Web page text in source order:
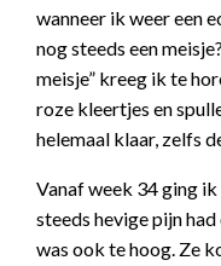
wanneer ik weer een
nog steeds een
meisje” kreeg ik te
roze kleertjes en
helemaal klaar, zelfs
Vanaf week 34 ging
steeds hevige pijn
was ook te hoog. Ze